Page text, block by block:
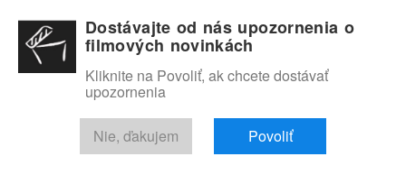
RECENZIE TRAILERY FILMOVÁ DATABÁZA
Dostávajte od nás upozornenia o
filmových novinkách
Kliknite na Povoliť, ak chcete dostávať
upozornenia
Nie, ďakujem Povoliť